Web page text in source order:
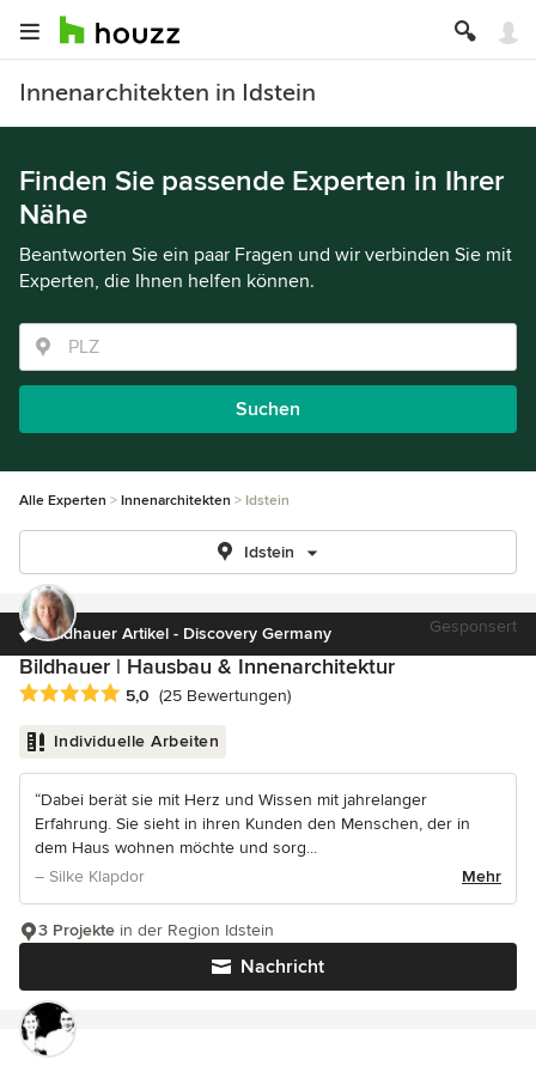
Innenarchitekten in Idstein
Finden Sie passende Experten in Ihrer
Nähe
Beantworten Sie ein paar Fragen und wir verbinden Sie mit
Experten, die Ihnen helfen können.
Suchen
Alle Experten Innenarchitekten Idstein
Idstein
Bildhauer Artikel - Discovery Germany Gesponsert
Bildhauer | Hausbau & Innenarchitektur
Durchschnittliche Bewertung: 5 von 5 Sternen
5,0 (25 Bewertungen)
Individuelle Arbeiten
“Dabei berät sie mit Herz und Wissen mit jahrelanger
Erfahrung. Sie sieht in ihren Kunden den Menschen, der in
dem Haus wohnen möchte und sorg...
– Silke Klapdor
Mehr
Nachricht
3 Projekte in der Region Idstein